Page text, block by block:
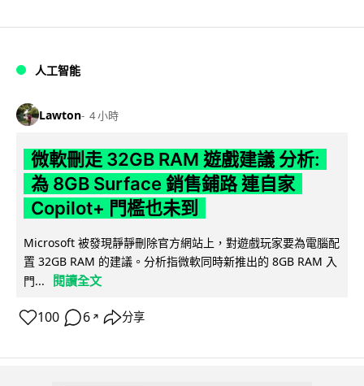
人工智能
Lawton 4 小時
微軟刪走 32GB RAM 遊戲建議 分析:
為 8GB Surface 銷售鋪路 連自家
Copilot+ 門檻也未到
Microsoft 被發現靜靜刪除官方網站上，對遊戲玩家要為電腦配
置 32GB RAM 的建議。分析指微軟同時新推出的 8GB RAM 入
門...
閱讀全文
100 6 ↗ 分享